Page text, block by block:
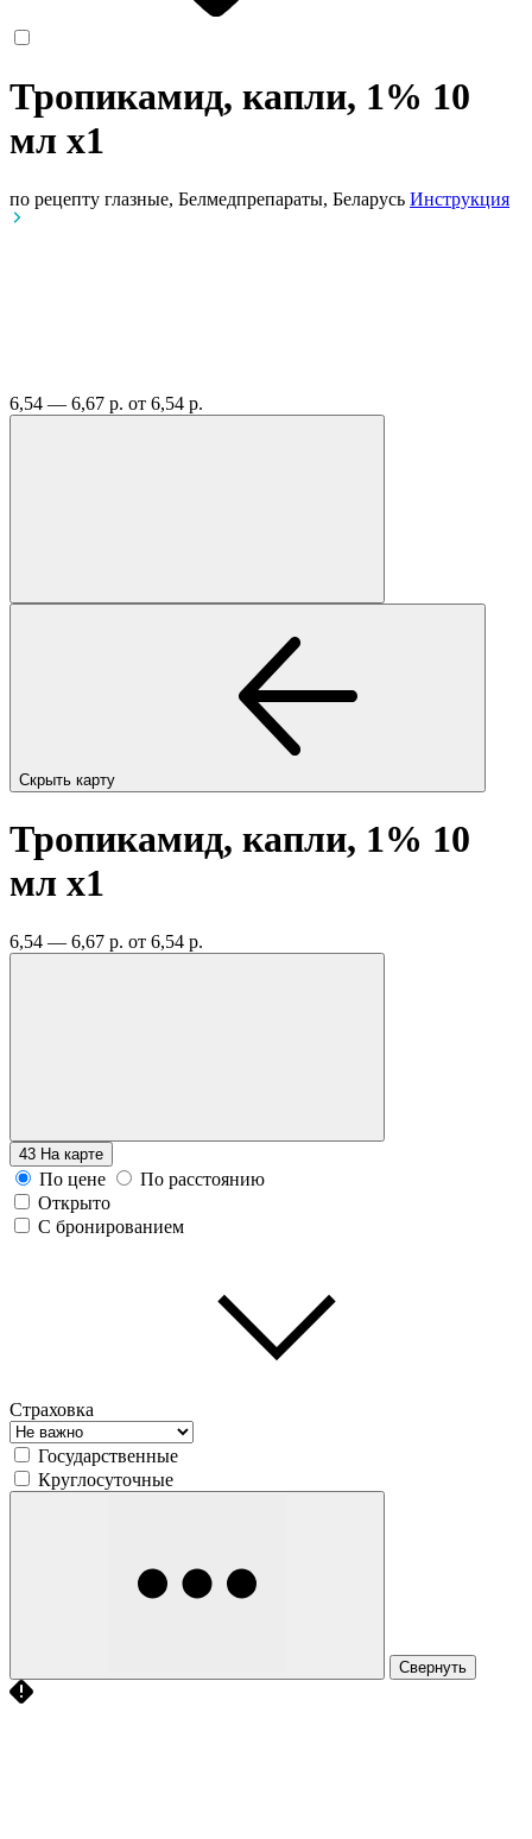
Тропикамид, капли, 1% 10
мл x1
по рецепту глазные, Белмедпрепараты, Беларусь Инструкция
6,54 — 6,67 р. от 6,54 р.
Скрыть карту
Тропикамид, капли, 1% 10
мл x1
6,54 — 6,67 р. от 6,54 р.
43 На карте
По цене
По расстоянию
Открыто
С бронированием
Страховка
Государственные
Круглосуточные
Свернуть